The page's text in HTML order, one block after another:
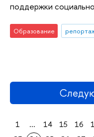
поддержки
Образование
1 ... 14 15 16